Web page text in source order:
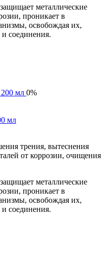
металлические
проникает в
освобождая их,
и соединения.
0%
мл
трения, вытеснения
от коррозии, очищения
металлические
проникает в
освобождая их,
и соединения.